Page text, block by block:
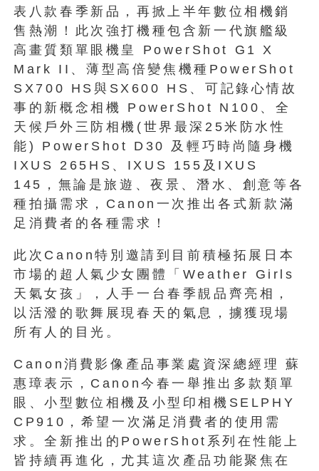
表八款春季新品，再掀上半年數位相機銷
售熱潮！此次強打機種包含新一代旗艦級
高畫質類單眼機皇 PowerShot G1 X
Mark II、薄型高倍變焦機種PowerShot
SX700 HS與SX600 HS、可記錄心情故
事的新概念相機 PowerShot N100、全
天候戶外三防相機(世界最深25米防水性
能) PowerShot D30 及輕巧時尚隨身機
IXUS 265HS、IXUS 155及IXUS
145，無論是旅遊、夜景、潛水、創意等各
種拍攝需求，Canon一次推出各式新款滿
足消費者的各種需求！
此次Canon特別邀請到目前積極拓展日本
市場的超人氣少女團體「Weather Girls
天氣女孩」，人手一台春季靚品齊亮相，
以活潑的歌舞展現春天的氣息，擄獲現場
所有人的目光。
Canon消費影像產品事業處資深總經理 蘇
惠璋表示，Canon今春一舉推出多款類單
眼、小型數位相機及小型印相機SELPHY
CP910，希望一次滿足消費者的使用需
求。全新推出的PowerShot系列在性能上
皆持續再進化，尤其這次產品功能聚焦在